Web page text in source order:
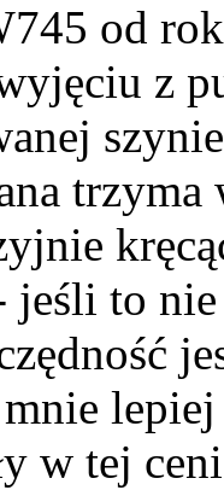
od
z
trzyma
to nie
w tej